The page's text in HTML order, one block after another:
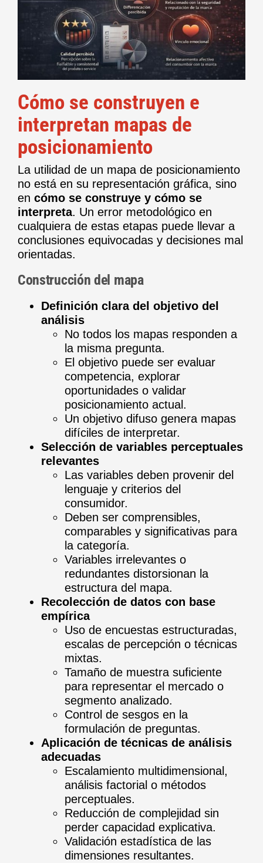
Cómo se construyen e
interpretan mapas de
posicionamiento
La utilidad de un mapa de posicionamiento
no está en su representación gráfica, sino
en cómo se construye y cómo se
interpreta. Un error metodológico en
cualquiera de estas etapas puede llevar a
conclusiones equivocadas y decisiones mal
orientadas.
Construcción del mapa
Definición clara del objetivo del
análisis
No todos los mapas responden a
la misma pregunta.
El objetivo puede ser evaluar
competencia, explorar
oportunidades o validar
posicionamiento actual.
Un objetivo difuso genera mapas
difíciles de interpretar.
Selección de variables perceptuales
relevantes
Las variables deben provenir del
lenguaje y criterios del
consumidor.
Deben ser comprensibles,
comparables y significativas para
la categoría.
Variables irrelevantes o
redundantes distorsionan la
estructura del mapa.
Recolección de datos con base
empírica
Uso de encuestas estructuradas,
escalas de percepción o técnicas
mixtas.
Tamaño de muestra suficiente
para representar el mercado o
segmento analizado.
Control de sesgos en la
formulación de preguntas.
Aplicación de técnicas de análisis
adecuadas
Escalamiento multidimensional,
análisis factorial o métodos
perceptuales.
Reducción de complejidad sin
perder capacidad explicativa.
Validación estadística de las
dimensiones resultantes.